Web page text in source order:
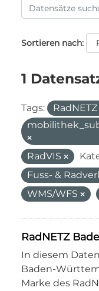
Sortieren nach
1
Tags: RadNETZ
RadVIS
Fuss- &
WMS/WFS
RadNETZ
In diesem
Baden-
Marke des